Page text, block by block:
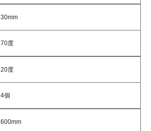
30mm
70度
20度
4個
600mm